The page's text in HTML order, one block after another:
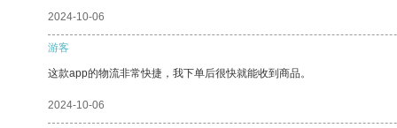
2024-10-06
游客
这款app的物流非常快捷，我下单后很快就能收到商品。
2024-10-06